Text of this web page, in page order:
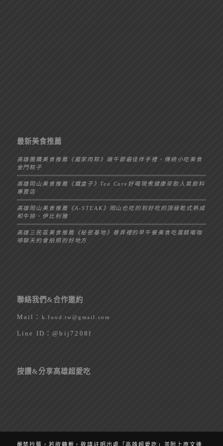
最新美食推薦
高雄團購美食推薦《龐家肉粽》端午節最佳伴手禮，傳統小吃美食
金門粽子
高雄岡山美食推薦《鐵盒子》Tea Care好喝現煮健康茶飲人氣飲料
專賣店
高雄岡山美食推薦《A-STEAK》岡山也吃的到好吃的頂級乾式熟成
和牛排、伊比利豬
高雄三民區美食推薦《秘密基地》巷弄裡的早午餐美食吃蛋糕喝咖
啡聊天約會拍照的好地方
聯絡我們&合作邀約
Mail： k.food.tw@gmail.com
Line ID：@bij7208f
按讚&分享高雄超愛吃
嚴禁抄襲，若欲轉載，敬請註明出處「高雄超愛吃」並附上原文連